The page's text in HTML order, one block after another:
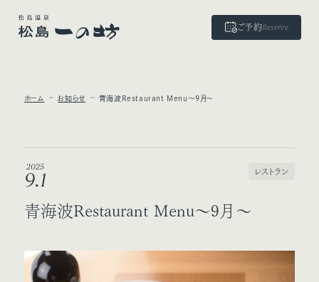
ご予約Reserve
ホーム お知らせ 青海波Restaurant Menu～9月～
2025
9.1 レストラン
青海波Restaurant Menu～9月～